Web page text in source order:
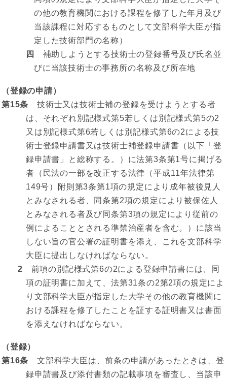
の他の教育機関における課程を修了した年月及び
当該課程に対応するものとして文部科学大臣が指
定した技術部門の名称）
四
補助しようとする技術士の登録番号及び氏名並
びに当該技術士の事務所の名称及び所在地
（登録の申請）
第15条 技術士又は技術士補の登録を受けようとする者
は、それぞれ別記様式第5若しくは別記様式第5の2
又は別記様式第6若しくは別記様式第6の2による技
術士登録申請書又は技術士補登録申請書（以下「登
録申請書」と総称する。）に法第3条第1号に掲げる
者（民法の一部を改正する法律（平成11年法律第
149号）附則第3条第1項の規定により成年被後見人
とみなされる者、同条第2項の規定により被保佐人
とみなされる者及び同条第3項の規定により従前の
例によることとされる準禁治産者を含む。）に該当
しない旨の官公署の証明書を添え、これを文部科学
大臣に提出しなければならない。
2 前項の別記様式第6の2による登録申請書には、同
項の証明書に加えて、法第31条の2第2項の規定によ
り文部科学大臣が指定した大学その他の教育機関に
おける課程を修了したことを証する証明書又は書面
を添えなければならない。
（登録）
第16条 文部科学大臣は、前条の申請があったときは、登
録申請書及び添付書類の記載事項を審査し、当該申